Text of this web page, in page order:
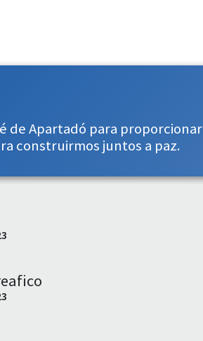
de Apartadó para proporcionar
construirmos juntos a paz.